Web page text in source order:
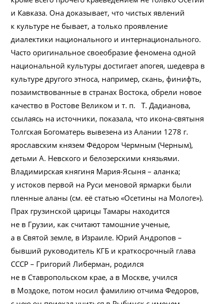
и Кавказа. Она доказывает, что чистых явлений
к культуре не бывает, а только проявление
диалектики национального и интернационального.
Часто оригинальное своеобразие феномена одной
национальной культуры достигает апогея, шедевра в
культуре другого этноса, например, скань, финифть,
позаимствованные в странах Востока, обрели новое
качество в Ростове Великом и т. п. Т. Дадианова,
ссылаясь на источники, показала, что икона-святыня
Толгская Богоматерь вывезена из Алании 1278 г.
ярославским князем Фёдором Чермным (Черным),
детьми А. Невского и белозерскими князьями.
Владимирская княгиня Мария-Ясыня – аланка;
у истоков первой на Руси меновой ярмарки были
пленные аланы (см. её статью «Осетины на Мологе»).
Прах грузинской царицы Тамары находится
не в Грузии, как считают тамошние ученые,
а в Святой земле, в Израиле. Юрий Андропов –
бывший руководитель КГБ и краткосрочный глава
СССР – Григорий Либерман, родился
не в Ставропольском крае, а в Москве, учился
в Моздоке, потом носил фамилию отчима Федоров,